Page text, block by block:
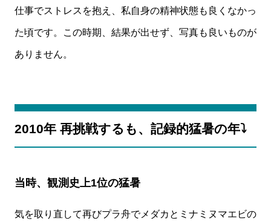
仕事でストレスを抱え、私自身の精神状態も良くなかっ
た頃です。この時期、結果が出せず、写真も良いものが
ありません。
2010年 再挑戦するも、記録的猛暑の年⤵️
当時、観測史上1位の猛暑
気を取り直して再びプラ舟でメダカとミナミヌマエビの